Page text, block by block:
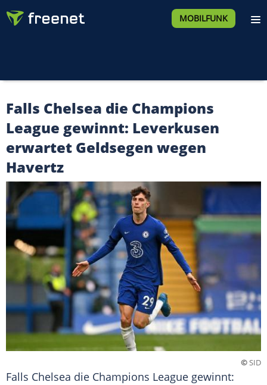
MOBILFUNK
Falls Chelsea die Champions
League gewinnt: Leverkusen
erwartet Geldsegen wegen
Havertz
©SID
Falls Chelsea die Champions League gewinnt: